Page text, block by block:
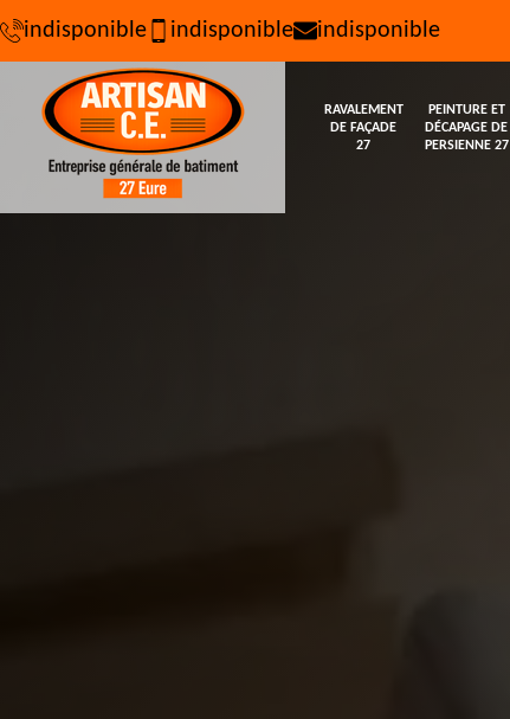
indisponible indisponible indisponible
RAVALEMENT
DE FAÇADE
27
PEINTURE ET
DÉCAPAGE DE
PERSIENNE 27